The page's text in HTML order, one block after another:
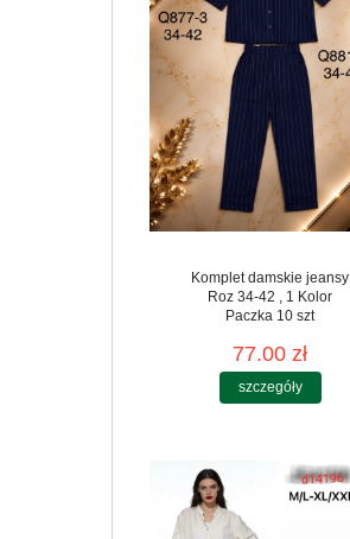
Komplet damskie jeansy
Roz 34-42 , 1 Kolor
Paczka 10 szt
77.00 zł
szczegóły